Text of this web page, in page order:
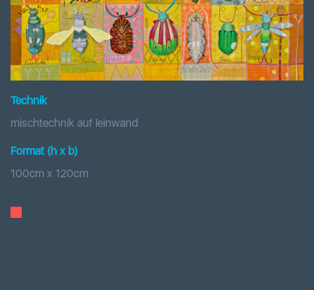
Technik
mischtechnik auf leinwand
Format (h x b)
100cm x 120cm